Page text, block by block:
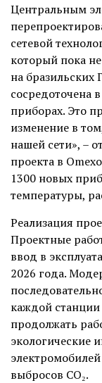
Центральным
сетевой
который пока
на бразильских
сосредоточена
приборах. Это
изменение в
нашей сети», –
проекта в
1300 новых
температуры,
Реализация
Проектные
ввод в
2026 года.
каждой станции
продолжать
экологические
выбросов CO₂.